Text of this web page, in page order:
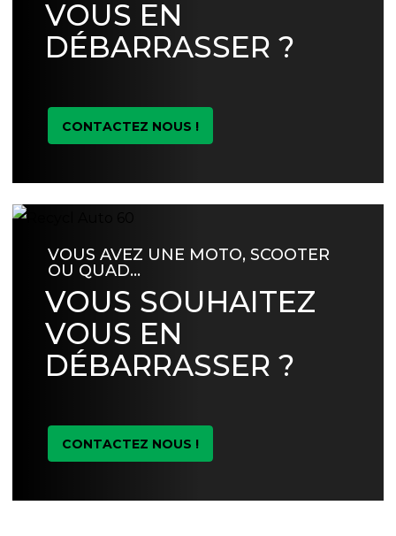
VOUS EN
DÉBARRASSER ?
CONTACTEZ NOUS !
VOUS AVEZ UNE MOTO, SCOOTER
OU QUAD…
VOUS SOUHAITEZ
VOUS EN
DÉBARRASSER ?
CONTACTEZ NOUS !